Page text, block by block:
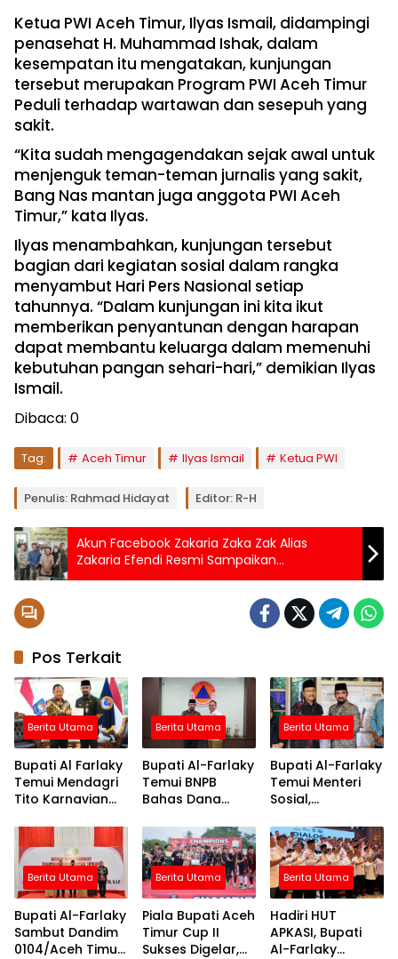
Ketua PWI Aceh Timur, Ilyas Ismail, didampingi
penasehat H. Muhammad Ishak, dalam
kesempatan itu mengatakan, kunjungan
tersebut merupakan Program PWI Aceh Timur
Peduli terhadap wartawan dan sesepuh yang
sakit.
“Kita sudah mengagendakan sejak awal untuk
menjenguk teman-teman jurnalis yang sakit,
Bang Nas mantan juga anggota PWI Aceh
Timur,” kata Ilyas.
Ilyas menambahkan, kunjungan tersebut
bagian dari kegiatan sosial dalam rangka
menyambut Hari Pers Nasional setiap
tahunnya. “Dalam kunjungan ini kita ikut
memberikan penyantunan dengan harapan
dapat membantu keluarga dalam memenuhi
kebutuhan pangan sehari-hari,” demikian Ilyas
Ismail.
Dibaca: 0
Tag: Aceh Timur Ilyas Ismail Ketua PWI
Penulis: Rahmad Hidayat Editor: R-H
Akun Facebook Zakaria Zaka Zak Alias
Zakaria Efendi Resmi Sampaikan
Permohonan Maaf Kepada Perangkat
Pos Terkait
Berita Utama
Bupati Al Farlaky
Temui Mendagri
Tito Karnavian
Percepatan
Penanganan
Pascabanjir
Berita Utama
Bupati Al-Farlaky
Temui BNPB
Bahas Dana
Berita Utama
Bupati Al-Farlaky
Temui Menteri
Sosial,
Jadup Korban
Banjir Aceh Timur
Berita Utama
Bupati Al-Farlaky
Sambut Dandim
0104/Aceh Timur
Berita Utama
Piala Bupati Aceh
Timur Cup II
Sukses Digelar,
Berita Utama
Hadiri HUT
APKASI, Bupati
Al-Farlaky